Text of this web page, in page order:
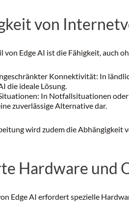
von
von Edge AI ist die Fähigkeit, auch
Konnektivität: In
die ideale Lösung.
In Notfallsituationen
zuverlässige Alternative dar.
wird zudem die Abhängigkeit
Hardware und
Edge AI erfordert spezielle